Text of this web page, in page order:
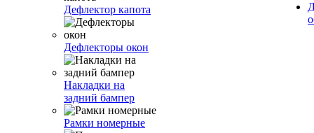
Дефлектор капота
Дефлекторы окон
Накладки на
задний бампер
Рамки номерные